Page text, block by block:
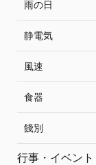
雨の日
静電気
風速
食器
餞別
行事・イベント